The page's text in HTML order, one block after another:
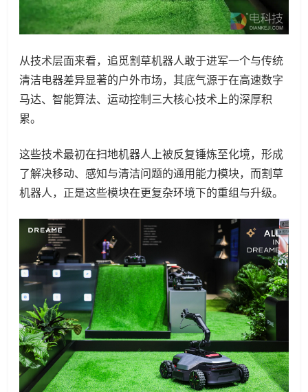
从技术层面来看，追觅割草机器人敢于进军一个与传统
清洁电器差异显著的户外市场，其底气源于在高速数字
马达、智能算法、运动控制三大核心技术上的深厚积
累。
这些技术最初在扫地机器人上被反复锤炼至化境，形成
了解决移动、感知与清洁问题的通用能力模块，而割草
机器人，正是这些模块在更复杂环境下的重组与升级。